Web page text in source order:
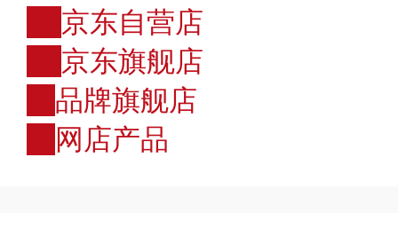
京东自营店
京东旗舰店
品牌旗舰店
网店产品